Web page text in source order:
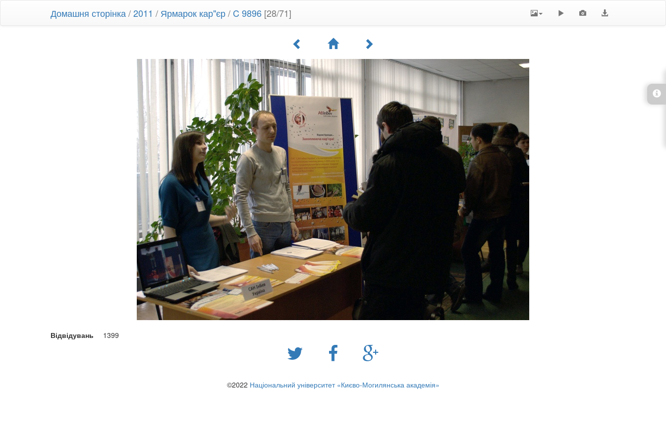
Домашня сторінка /2011 / Ярмарок кар"єр/ C 9896 [28/71]
Відвідувань 1399
©2022 Національний університет «Києво-Могилянська академія»